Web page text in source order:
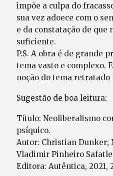
impõe a culpa do
sua vez adoece com o
e da constatação de que
suficiente.
P.S. A obra é de grande
tema vasto e complexo.
noção do tema retratado
Sugestão de boa leitura:
Título: Neoliberalismo
psíquico.
Autor: Christian Dunker;
Vladimir Pinheiro
Editora: Autêntica, 2021,